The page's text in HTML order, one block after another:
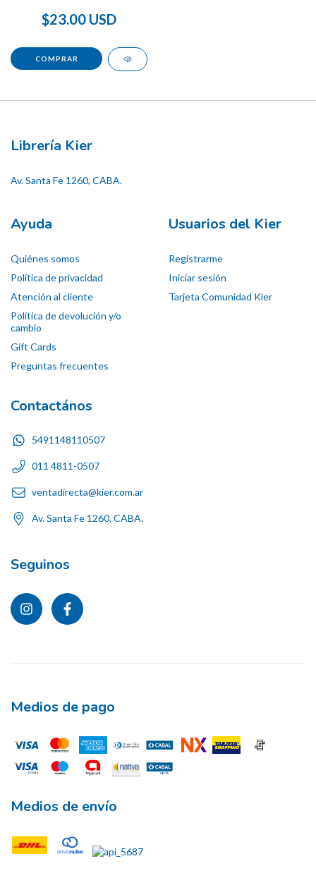
$23.00 USD
Librería Kier
Av. Santa Fe 1260, CABA.
Ayuda
Quiénes somos
Política de privacidad
Atención al cliente
Política de devolución y/o
cambio
Gift Cards
Preguntas frecuentes
Usuarios del Kier
Registrarme
Iniciar sesión
Tarjeta Comunidad Kier
Contactános
5491148110507
011 4811-0507
ventadirecta@kier.com.ar
Av. Santa Fe 1260, CABA.
Seguinos
Medios de pago
Medios de envío